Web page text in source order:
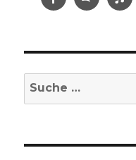
Suche
nach: